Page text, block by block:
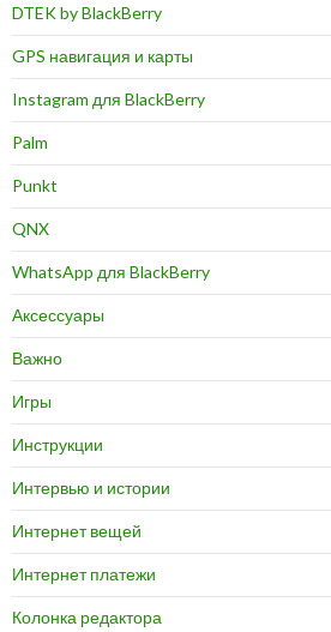
DTEK by BlackBerry
GPS навигация и карты
Instagram для BlackBerry
Palm
Punkt
QNX
WhatsApp для BlackBerry
Аксессуары
Важно
Игры
Инструкции
Интервью и истории
Интернет вещей
Интернет платежи
Колонка редактора